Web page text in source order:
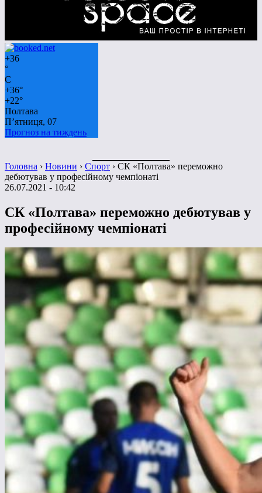
+36
°
C
+36°
+22°
Полтава
П’ятниця, 07
Прогноз на тиждень
Головна › Новини › Спорт › СК «Полтава» переможно
дебютував у професійному чемпіонаті
26.07.2021 - 10:42
СК «Полтава» переможно дебютував у
професійному чемпіонаті